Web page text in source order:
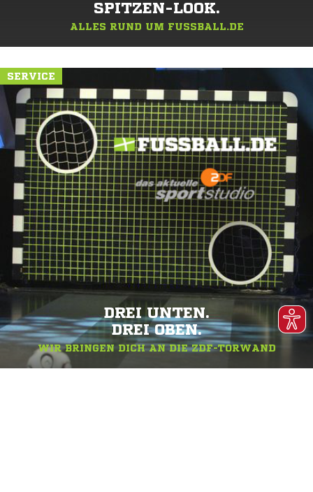
SPITZEN-LOOK.
ALLES RUND UM FUSSBALL.DE
SERVICE
DREI UNTEN.
DREI OBEN.
WIR BRINGEN DICH AN DIE ZDF-TORWAND